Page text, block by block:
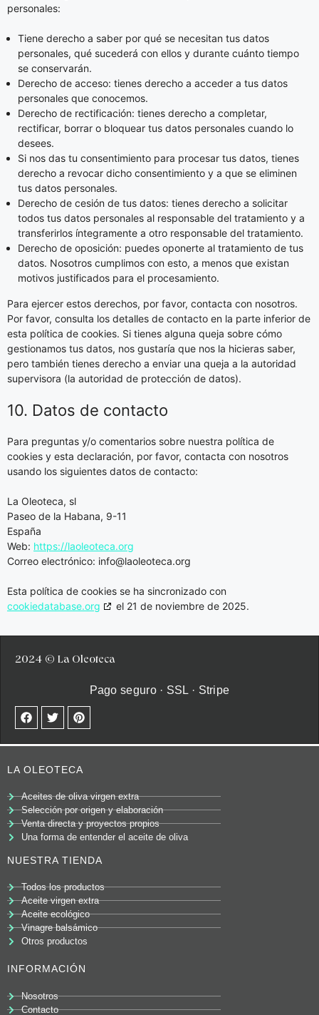
personales:
Tiene derecho a saber por qué se necesitan tus datos
personales, qué sucederá con ellos y durante cuánto tiempo
se conservarán.
Derecho de acceso: tienes derecho a acceder a tus datos
personales que conocemos.
Derecho de rectificación: tienes derecho a completar,
rectificar, borrar o bloquear tus datos personales cuando lo
desees.
Si nos das tu consentimiento para procesar tus datos, tienes
derecho a revocar dicho consentimiento y a que se eliminen
tus datos personales.
Derecho de cesión de tus datos: tienes derecho a solicitar
todos tus datos personales al responsable del tratamiento y a
transferirlos íntegramente a otro responsable del tratamiento.
Derecho de oposición: puedes oponerte al tratamiento de tus
datos. Nosotros cumplimos con esto, a menos que existan
motivos justificados para el procesamiento.
Para ejercer estos derechos, por favor, contacta con nosotros.
Por favor, consulta los detalles de contacto en la parte inferior de
esta política de cookies. Si tienes alguna queja sobre cómo
gestionamos tus datos, nos gustaría que nos la hicieras saber,
pero también tienes derecho a enviar una queja a la autoridad
supervisora (la autoridad de protección de datos).
10. Datos de contacto
Para preguntas y/o comentarios sobre nuestra política de
cookies y esta declaración, por favor, contacta con nosotros
usando los siguientes datos de contacto:
La Oleoteca, sl
Paseo de la Habana, 9-11
España
Web: https://laoleoteca.org
Correo electrónico: info@laoleoteca.org
Esta política de cookies se ha sincronizado con
cookiedatabase.org
el 21 de noviembre de 2025.
2024 © La Oleoteca
Pago seguro · SSL · Stripe
LA OLEOTECA
Aceites de oliva virgen extra
Selección por origen y elaboración
Venta directa y proyectos propios
Una forma de entender el aceite de oliva
NUESTRA TIENDA
Todos los productos
Aceite virgen extra
Aceite ecológico
Vinagre balsámico
Otros productos
INFORMACIÓN
Nosotros
Contacto